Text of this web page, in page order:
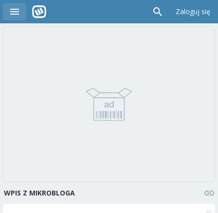
Zaloguj się
WPIS Z MIKROBLOGA